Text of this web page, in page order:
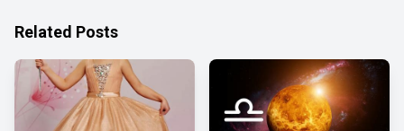
Related Posts